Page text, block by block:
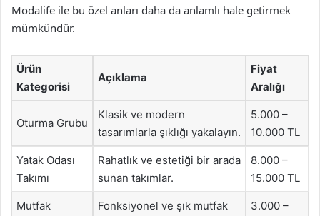
Modalife ile bu özel anları daha da anlamlı hale getirmek
mümkündür.
Ürün
Kategorisi
Açıklama
Fiyat
Aralığı
Oturma Grubu
Klasik ve modern
tasarımlarla şıklığı yakalayın.
5.000 –
10.000 TL
Yatak Odası
Takımı
Rahatlık ve estetiği bir arada
sunan takımlar.
8.000 –
15.000 TL
Mutfak
Fonksiyonel ve şık mutfak
3.000 –